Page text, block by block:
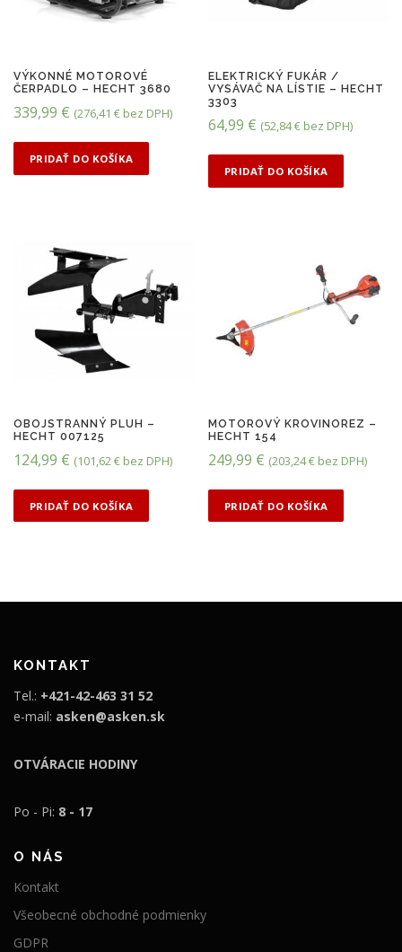
VÝKONNÉ MOTOROVÉ
ČERPADLO – HECHT 3680
339,99 € (276,41 € bez DPH)
PRIDAŤ DO KOŠÍKA
ELEKTRICKÝ FUKÁR /
VYSÁVAČ NA LÍSTIE – HECHT
3303
64,99 € (52,84€ bez DPH)
PRIDAŤ DO KOŠÍKA
OBOJSTRANNÝ PLUH –
HECHT 007125
124,99 € (101,62€ bez DPH)
PRIDAŤ DO KOŠÍKA
MOTOROVÝ KROVINOREZ –
HECHT 154
249,99 € (203,24€ bez DPH)
PRIDAŤ DO KOŠÍKA
KONTAKT
Tel.: +421-42-463 31 52
e-mail: asken@asken.sk
OTVÁRACIE HODINY
Po - Pi: 8 - 17
O NÁS
Kontakt
Všeobecné obchodné podmienky
GDPR